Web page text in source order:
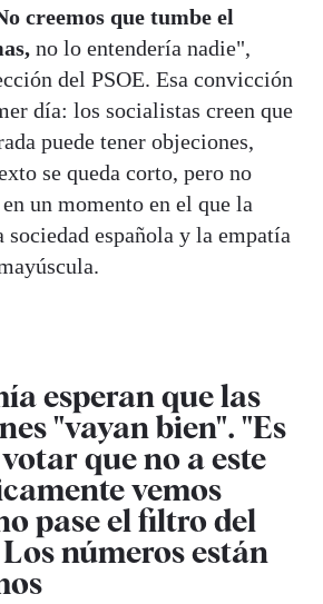
creemos que tumbe el
no lo entendería nadie",
del PSOE. Esa convicción
día: los socialistas creen que
puede tener objeciones,
se queda corto, pero no
un momento en el que la
española y la empatía
esperan que las
"vayan bien". "Es
que no a este
vemos
pase el filtro del
números están